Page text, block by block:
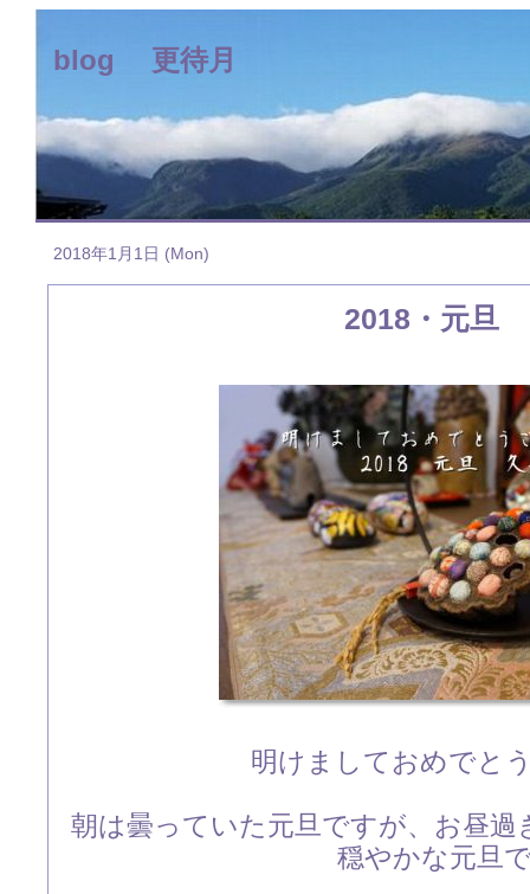
blog 更待月
2018年1月1日 (Mon)
2018・元旦
明けましておめでと
朝は曇っていた元旦ですが、お昼
穏やかな元旦